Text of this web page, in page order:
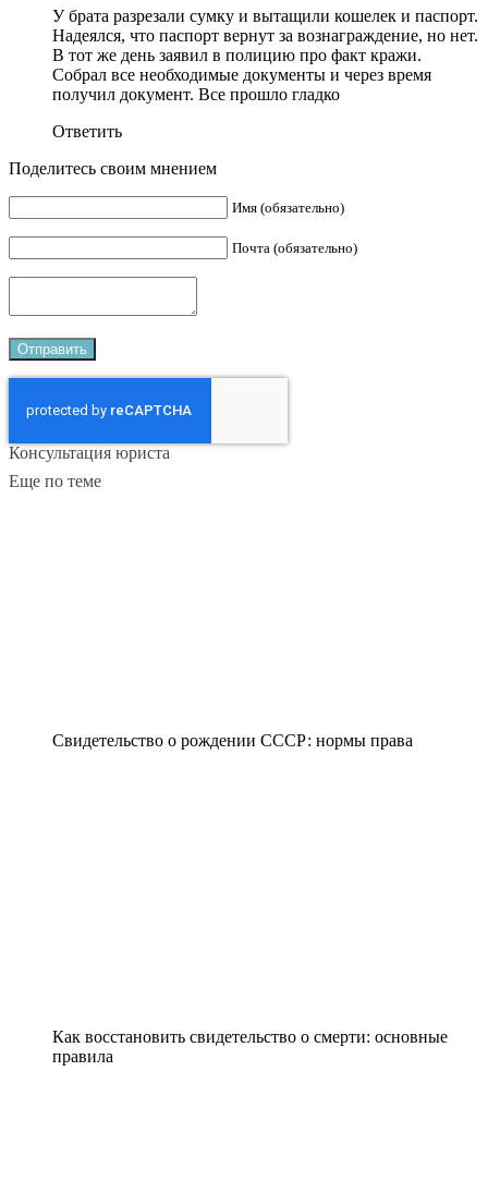
У брата разрезали сумку и вытащили кошелек и паспорт.
Надеялся, что паспорт вернут за вознаграждение, но нет.
В тот же день заявил в полицию про факт кражи.
Собрал все необходимые документы и через время
получил документ. Все прошло гладко
Ответить
Поделитесь своим мнением
Имя (обязательно)
Почта (обязательно)
Консультация юриста
Еще по теме
Свидетельство о рождении СССР: нормы права
Как восстановить свидетельство о смерти: основные
правила